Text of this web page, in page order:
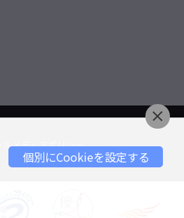
メディアポリシー
個別にCookieを設定する